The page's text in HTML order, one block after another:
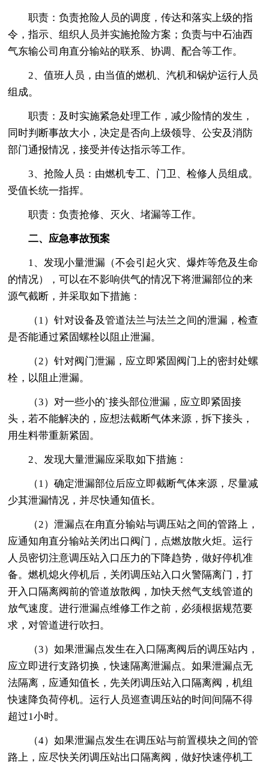
职责：负责抢险人员的调度，传达和落实上级的指
令，指示、组织人员并实施抢险方案；负责与中石油西
气东输公司甪直分输站的联系、协调、配合等工作。
2、值班人员，由当值的燃机、汽机和锅炉运行人员
组成。
职责：及时实施紧急处理工作，减少险情的发生，
同时判断事故大小，决定是否向上级领导、公安及消防
部门通报情况，接受并传达指示等工作。
3、抢险人员：由燃机专工、门卫、检修人员组成。
受值长统一指挥。
职责：负责抢修、灭火、堵漏等工作。
二、应急事故预案
1、发现小量泄漏（不会引起火灾、爆炸等危及生命
的情况），可以在不影响供气的情况下将泄漏部位的来
源气截断，并采取如下措施：
（1）针对设备及管道法兰与法兰之间的泄漏，检查
是否能通过紧固螺栓以阻止泄漏。
（2）针对阀门泄漏，应立即紧固阀门上的密封处螺
栓，以阻止泄漏。
（3）对一些小的`接头部位泄漏，应立即紧固接
头，若不能解决的，应想法截断气体来源，拆下接头，
用生料带重新紧固。
2、发现大量泄漏应采取如下措施：
（1）确定泄漏部位后应立即截断气体来源，尽量减
少其泄漏情况，并尽快通知值长。
（2）泄漏点在甪直分输站与调压站之间的管路上，
应通知甪直分输站关闭出口阀门，点燃放散火炬。运行
人员密切注意调压站入口压力的下降趋势，做好停机准
备。燃机熄火停机后，关闭调压站入口火警隔离门，打
开入口隔离阀前的管道放散阀，加快天然气支线管道的
放气速度。进行泄漏点维修工作之前，必须根据规范要
求，对管道进行吹扫。
（3）如果泄漏点发生在入口隔离阀后的调压站内，
应立即进行支路切换，快速隔离泄漏点。如果泄漏点无
法隔离，应通知值长，先关闭调压站入口隔离阀，机组
快速降负荷停机。运行人员巡查调压站的时间间隔不得
超过1小时。
（4）如果泄漏点发生在调压站与前置模块之间的管
路上，应尽快关闭调压站出口隔离阀，做好快速停机工